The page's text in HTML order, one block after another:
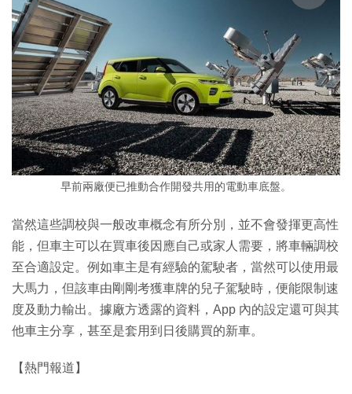
早前兩廠便已推動合作開發共用的電動車底盤。
當然這些調校與一般改車概念有所分別，並不會發揮更高性
能，但車主可以在買車後因應自己或家人需要，將車輛調校
至合適設定。例如車主是有經驗的駕駛者，當然可以使用最
大馬力，但該車由剛剛考獲車牌的兒子駕駛時，便能限制速
度及動力輸出。據廠方透露的資料，App 內的設定還可與其
他車主分享，甚至是套用到日後購買的新車。
【熱門報道】